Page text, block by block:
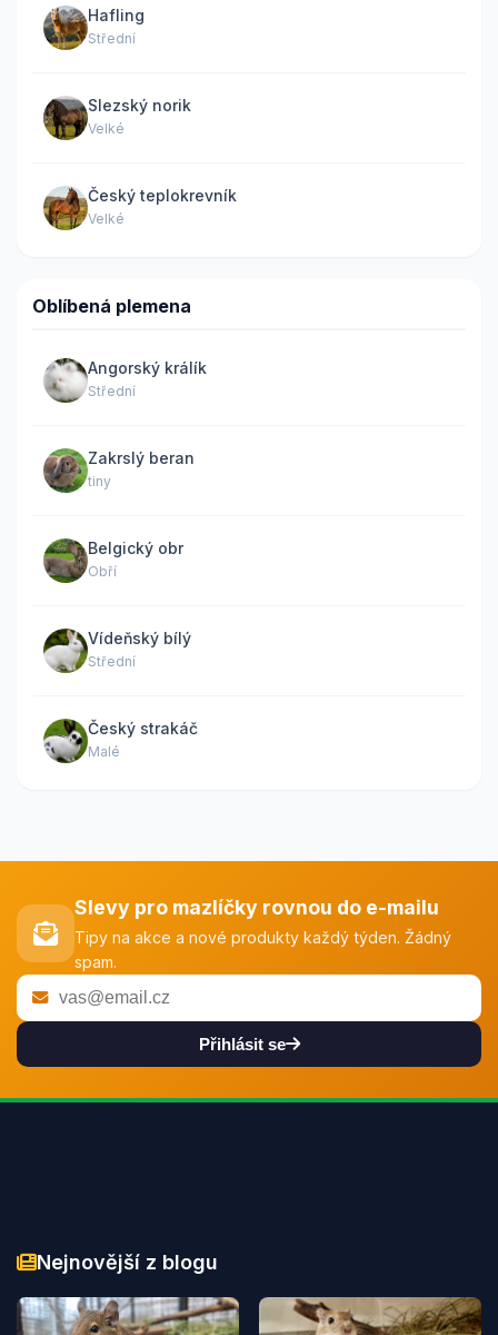
Hafling
Střední
Slezský norik
Velké
Český teplokrevník
Velké
Oblíbená plemena
Angorský králík
Střední
Zakrslý beran
tiny
Belgický obr
Obří
Vídeňský bílý
Střední
Český strakáč
Malé
Slevy pro mazlíčky rovnou do e-mailu
Tipy na akce a nové produkty každý týden. Žádný
spam.
Přihlásit se
Nejnovější z blogu